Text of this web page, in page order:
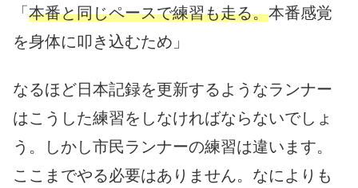
「 本番と同じペースで練習も走る。本番感覚
を身体に叩き込むため」
なるほど日本記録を更新するようなランナー
はこうした練習をしなければならないでしょ
う。しかし市民ランナーの練習は違います。
ここまでやる必要はありません。なによりも